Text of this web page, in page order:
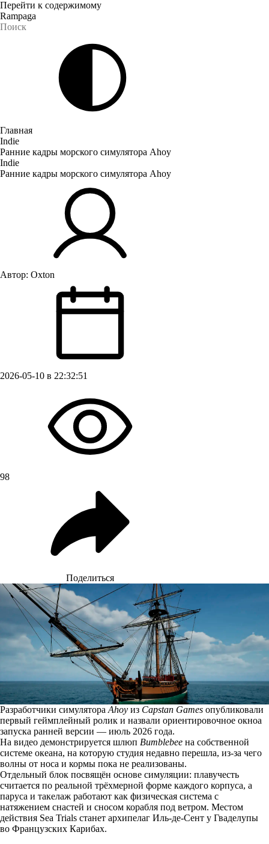
Перейти к содержимому
Rampaga
Главная
Indie
Ранние кадры морского симулятора Ahoy
Indie
Ранние кадры морского симулятора Ahoy
Автор: Oxton
2026-05-10 в 22:32:51
98
Поделиться
Разработчики симулятора Ahoy из Capstan Games опубликовали
первый геймплейный ролик и назвали ориентировочное окноа
запуска ранней версии — июль 2026 года.
На видео демонстрируется шлюп Bumblebee на собственной
системе океана, на которую студия недавно перешла, из-за чего
волны от носа и кормы пока не реализованы.
Отдельный блок посвящён основе симуляции: плавучесть
считается по реальной трёхмерной форме каждого корпуса, а
паруса и такелаж работают как физическая система с
натяжением снастей и сносом корабля под ветром. Местом
действия Sea Trials станет архипелаг Иль-де-Сент у Гваделупы
во Французских Карибах.